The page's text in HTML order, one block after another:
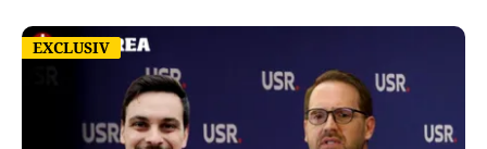
EXCLUSIV
EXCLUSIV